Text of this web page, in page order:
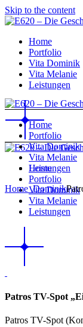
Skip to the content
Home
Portfolio
Vita Dominik
Vita Melanie
Leistungen
Home
Portfolio
Vita Dominik
Vita Melanie
Leistungen
Home
Portfolio
Vita Dominik
Vita Melanie
Leistungen
Home_Dominik
Patros TV-Spot
Patros TV-Spot